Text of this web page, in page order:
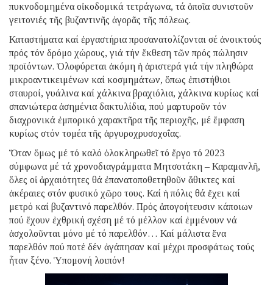
πυκνοδομημένα οἰκοδομικά τετράγωνα, τά ὁποῖα συνιστοῦν
γειτονιές τῆς βυζαντινῆς ἀγορᾶς τῆς πόλεως.
Καταστήματα καί ἐργαστήρια προσανατολίζονται σέ ἀνοικτούς
πρός τόν δρόμο χώρους, γιά τήν ἔκθεση τῶν πρός πώλησιν
προϊόντων. Ὀλοφύρεται ἀκόμη ἡ ἀριστερά γιά τήν πληθώρα
μικροαντικειμένων καί κοσμημάτων, ὅπως ἐπιστήθιοι
σταυροί, γυάλινα καί χάλκινα βραχιόλια, χάλκινα κυρίως καί
σπανιώτερα ἀσημένια δακτυλίδια, πού μαρτυροῦν τόν
διαχρονικά ἐμπορικό χαρακτῆρα τῆς περιοχῆς, μέ ἔμφαση
κυρίως στόν τομέα τῆς ἀργυροχρυσοχοΐας.
Ὅταν ὅμως μέ τό καλό ὁλοκληρωθεῖ τό ἔργο τό 2023
σύμφωνα μέ τά χρονοδιαγράμματα Μητσοτάκη – Καραμανλῆ,
ὅλες οἱ ἀρχαιότητες θά ἐπανατοποθετηθοῦν ἄθικτες καί
ἀκέραιες στόν φυσικό χῶρο τους. Καί ἡ πόλις θά ἔχει καί
μετρό καί βυζαντινό παρελθόν. Πρός ἀπογοήτευσιν κάποιων
πού ἔχουν ἐχθρική σχέση μέ τό μέλλον καί ἐμμένουν νά
ἀσχολοῦνται μόνο μέ τό παρελθόν… Καί μάλιστα ἕνα
παρελθόν πού ποτέ δέν ἀγάπησαν καί μέχρι προσφάτως τούς
ἦταν ξένο. Ὑπομονή λοιπόν!